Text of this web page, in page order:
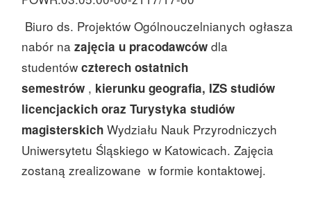
Biuro ds. Projektów Ogólnouczelnianych ogłasza
nabór na zajęcia u pracodawców dla
studentów czterech ostatnich
semestrów , kierunku geografia, IZS studiów
licencjackich oraz Turystyka studiów
magisterskich Wydziału Nauk Przyrodniczych
Uniwersytetu Śląskiego w Katowicach. Zajęcia
zostaną zrealizowane w formie kontaktowej.